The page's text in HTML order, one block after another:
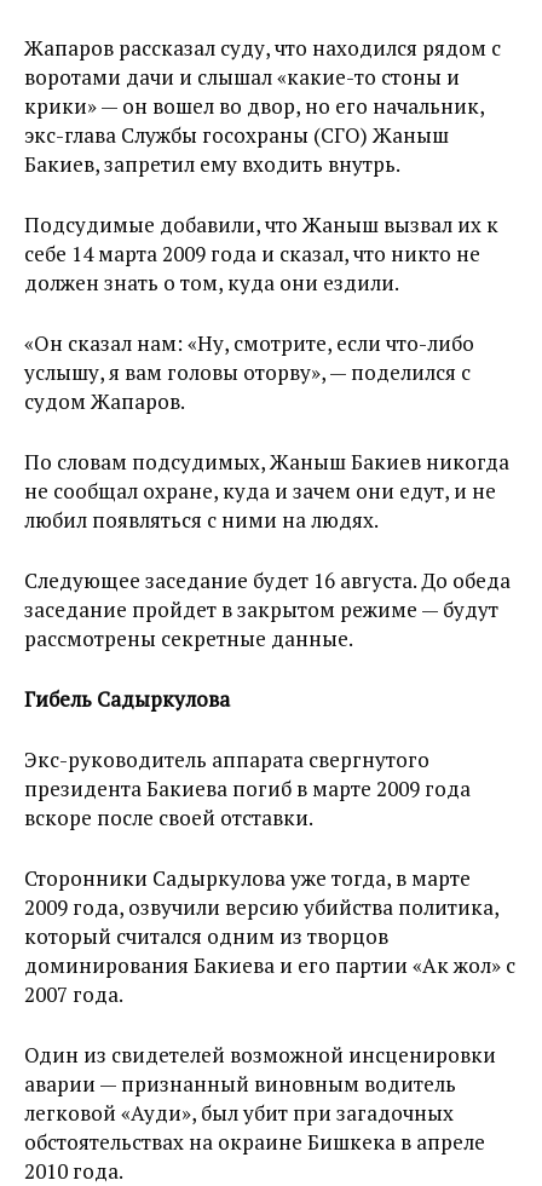
Жапаров рассказал суду, что находился рядом с
воротами дачи и слышал «какие-то стоны и
крики» — он вошел во двор, но его начальник,
экс-глава Службы госохраны (СГО) Жаныш
Бакиев, запретил ему входить внутрь.
Подсудимые добавили, что Жаныш вызвал их к
себе 14 марта 2009 года и сказал, что никто не
должен знать о том, куда они ездили.
«Он сказал нам: «Ну, смотрите, если что-либо
услышу, я вам головы оторву», — поделился с
судом Жапаров.
По словам подсудимых, Жаныш Бакиев никогда
не сообщал охране, куда и зачем они едут, и не
любил появляться с ними на людях.
Следующее заседание будет 16 августа. До обеда
заседание пройдет в закрытом режиме — будут
рассмотрены секретные данные.
Гибель Садыркулова
Экс-руководитель аппарата свергнутого
президента Бакиева погиб в марте 2009 года
вскоре после своей отставки.
Сторонники Садыркулова уже тогда, в марте
2009 года, озвучили версию убийства политика,
который считался одним из творцов
доминирования Бакиева и его партии «Ак жол» с
2007 года.
Один из свидетелей возможной инсценировки
аварии — признанный виновным водитель
легковой «Ауди», был убит при загадочных
обстоятельствах на окраине Бишкека в апреле
2010 года.